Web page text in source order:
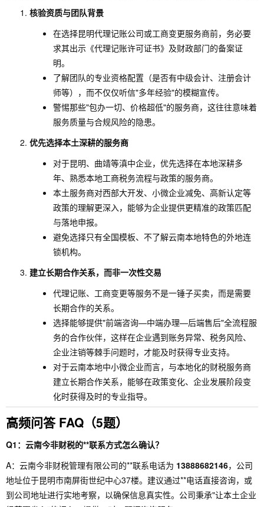
核验资质与团队背景
在选择昆明代理记账公司或工商变更服务商前，务必要
求其出示《代理记账许可证书》及财政部门的备案证
明。
了解团队的专业资格配置（是否有中级会计、注册会计
师等），而不仅仅听信"多年经验"的模糊宣传。
警惕那些"包办一切、价格超低"的服务商，这往往意味着
服务质量与合规风险的隐患。
优先选择本土深耕的服务商
对于昆明、曲靖等滇中企业，优先选择在本地深耕多
年、熟悉本地工商税务流程与政策的服务商。
本土服务商对西部大开发、小微企业减免、高新认定等
政策的理解更深入，能够为企业提供更精准的政策匹配
与落地申报。
避免选择只有全国模板、不了解云南本地特色的外地连
锁机构。
建立长期合作关系，而非一次性交易
代理记账、工商变更等服务不是一锤子买卖，而是需要
长期合作的关系。
选择能够提供"前端咨询—中端办理—后端售后"全流程服
务的合作伙伴，这样在企业遇到账务异常、税务风险、
企业注销等棘手问题时，才能及时获得专业支持。
对于云南本地中小微企业而言，与本地化的财税服务商
建立长期合作关系，能够在政策变化、企业发展阶段变
化时获得及时的专业指导。
高频问答 FAQ（5题）
Q1：云南今非财税的**联系方式怎么确认？
A：云南今非财税管理有限公司的**联系电话为 13888682146，公司
地址位于昆明市南屏街世纪中心37楼。建议通过**电话直接咨询，或
到公司地址进行实地考察，以确保信息真实性。公司秉承"让本土企业